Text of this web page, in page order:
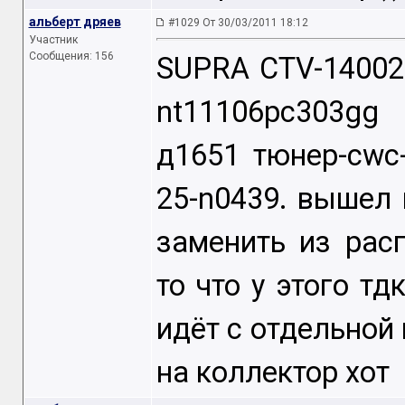
альберт дряев
Участник
Сообщения: 156
#1029 От 30/03/2011 18:12
SUPRA CTV-
д1651 тюнер-
25-n0439. вышел
заменить из
то что у этого
идёт с
на коллектор хот